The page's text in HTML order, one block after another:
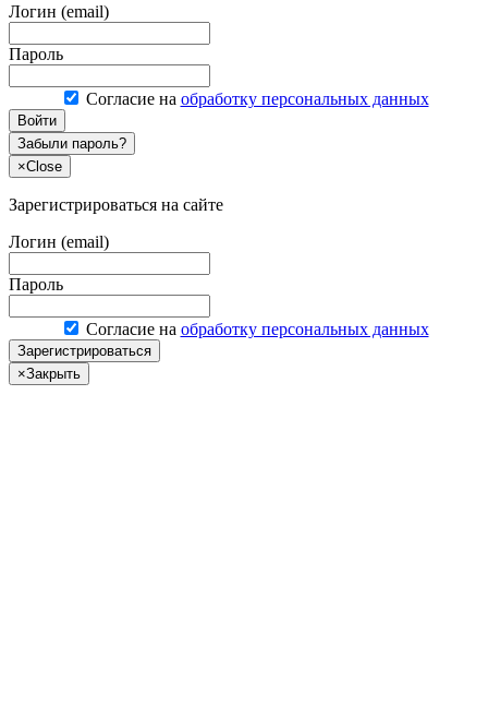
Логин (email)
Пароль
Согласие на обработку персональных данных
Войти
Забыли пароль?
×Close
Зарегистрироваться на сайте
Логин (email)
Пароль
Согласие на обработку персональных данных
Зарегистрироваться
×Закрыть